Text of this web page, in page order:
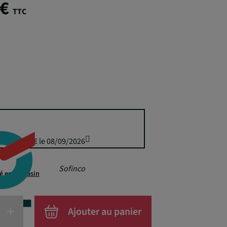
TTC
Sofinco
299,95 € le 08/09/2026
en magasin
Ajouter au panier